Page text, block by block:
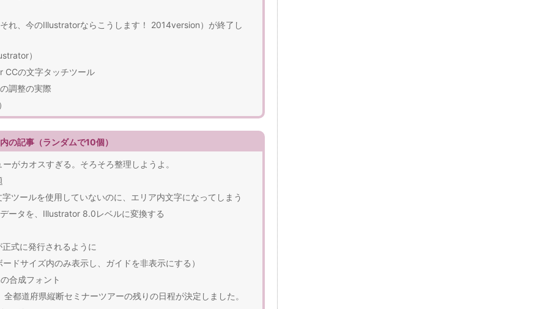
れ、今のIllustratorならこうします！ 2014version）が終了し
）
CCの文字タッチツール
調整の実際
記事（ランダムで10個）
がカオスすぎる。そろそろ整理しようよ。
ツールを使用していないのに、エリア内文字になってしまう
ータを、Illustrator 8.0レベルに変換する
式に発行されるように
ドサイズ内のみ表示し、ガイドを非表示にする）
合成フォント
都道府県縦断セミナーツアーの残りの日程が決定しました。